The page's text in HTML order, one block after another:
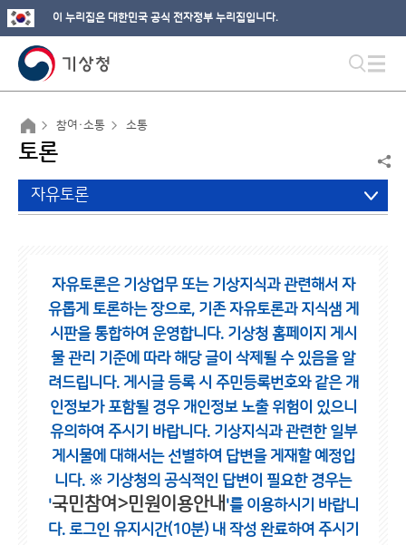
이 누리집은 대한민국 공식 전자정부 누리집입니다.
참여·소통 소통
토론
자유토론
자유토론은 기상업무 또는 기상지식과 관련해서 자
유롭게 토론하는 장으로, 기존 자유토론과 지식샘 게
시판을 통합하여 운영합니다. 기상청 홈페이지 게시
물 관리 기준에 따라 해당 글이 삭제될 수 있음을 알
려드립니다. 게시글 등록 시 주민등록번호와 같은 개
인정보가 포함될 경우 개인정보 노출 위험이 있으니
유의하여 주시기 바랍니다. 기상지식과 관련한 일부
게시물에 대해서는 선별하여 답변을 게재할 예정입
니다. ※ 기상청의 공식적인 답변이 필요한 경우는
'국민참여>민원이용안내 '를 이용하시기 바랍니
다. 로그인 유지시간(10분) 내 작성 완료하여 주시기